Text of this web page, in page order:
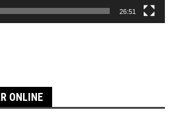
26:51
ONLINE